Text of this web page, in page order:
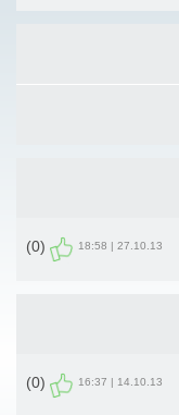
27.10.13 | 18:58
(0)
14.10.13 | 16:37
(0)